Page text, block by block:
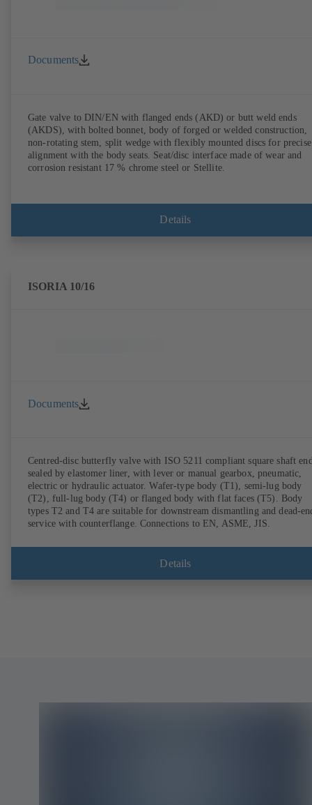
Documents
Gate valve to DIN/EN with flanged ends (AKD) or butt weld ends
(AKDS), with bolted bonnet, body of forged or welded construction,
non-rotating stem, split wedge with flexibly mounted discs for precise
alignment with the body seats. Seat/disc interface made of wear and
corrosion resistant 17 % chrome steel or Stellite.
Details
ISORIA 10/16
Documents
Centred-disc butterfly valve with ISO 5211 compliant square shaft
sealed by elastomer liner, with lever or manual gearbox, pneumatic,
electric or hydraulic actuator. Wafer-type body (T1), semi-lug body
(T2), full-lug body (T4) or flanged body with flat faces (T5). Body
types T2 and T4 are suitable for downstream dismantling and dead-
service with counterflange. Connections to EN, ASME, JIS.
Details